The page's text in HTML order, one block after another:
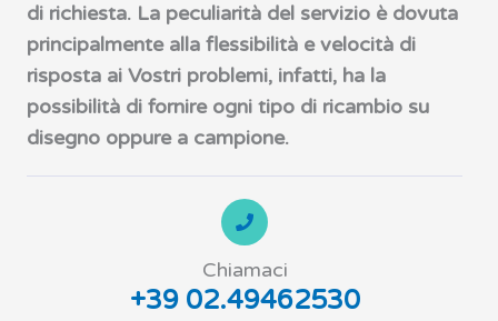
di richiesta. La peculiarità del servizio è dovuta
principalmente alla flessibilità e velocità di
risposta ai Vostri problemi, infatti, ha la
possibilità di fornire ogni tipo di ricambio su
disegno oppure a campione.
Chiamaci
+39 02.49462530